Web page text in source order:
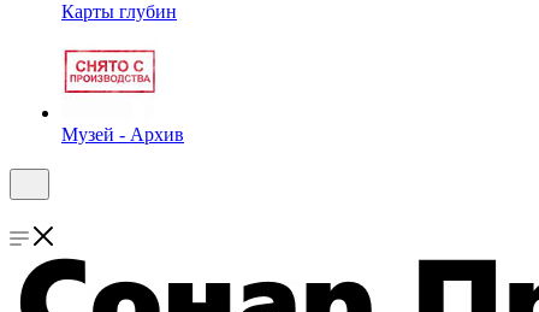
Карты глубин
Музей - Архив